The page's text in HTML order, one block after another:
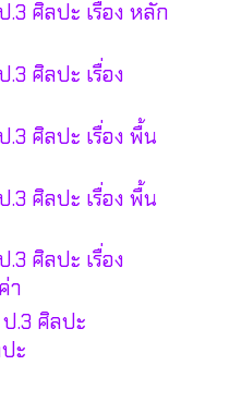
ศิลปะ เรื่อง หลัก
ศิลปะ เรื่อง
ศิลปะ เรื่อง พื้น
ศิลปะ เรื่อง พื้น
ศิลปะ เรื่อง
า
.3 ศิลปะ
ะ